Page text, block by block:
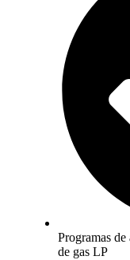
Programas
de gas LP